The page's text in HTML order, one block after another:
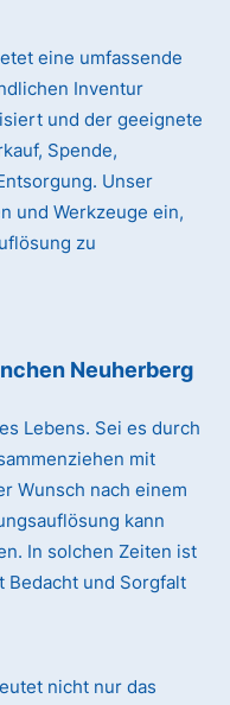
eine umfassende
Inventur
und der geeignete
Spende,
Unser
und Werkzeuge ein,
zu
Neuherberg
Lebens. Sei es durch
mit
Wunsch nach einem
kann
In solchen Zeiten ist
Bedacht und Sorgfalt
nicht nur das